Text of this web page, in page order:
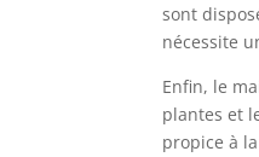
sont
nécessite
Enfin, le
plantes et
propice à